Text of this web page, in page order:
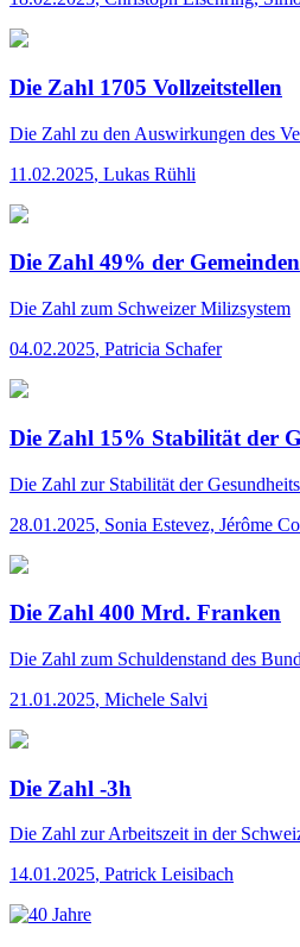
Die Zahl 1705 Vollzeitstellen
Die Zahl zu den Auswirkungen des
11.02.2025, Lukas Rühli
Die Zahl 49% der Gemeinden
Die Zahl zum Schweizer Milizsystem
04.02.2025, Patricia Schafer
Die Zahl 15% Stabilität der
Die Zahl zur Stabilität der
28.01.2025, Sonia Estevez, Jérôme
Die Zahl 400 Mrd. Franken
Die Zahl zum Schuldenstand des
21.01.2025, Michele Salvi
Die Zahl -3h
Die Zahl zur Arbeitszeit in der
14.01.2025, Patrick Leisibach